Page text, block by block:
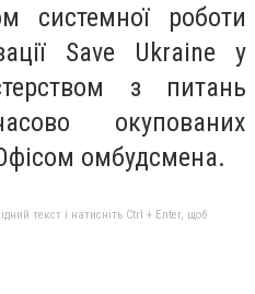
системної роботи
Save Ukraine у
з питань
окупованих
омбудсмена.
текст і натисніть Ctrl + Enter, щоб